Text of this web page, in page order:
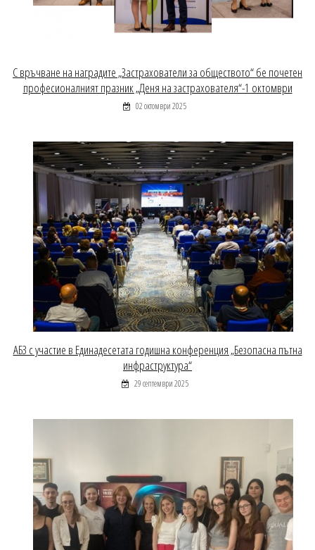
С връчване на наградите „Застрахователи за обществото“ бе почетен
професионалният празник „Деня на застрахователя“-1 октомври
02 октомври 2025
АБЗ с участие в Единадесетата годишна конференция „Безопасна пътна
инфраструктура“
29 септември 2025